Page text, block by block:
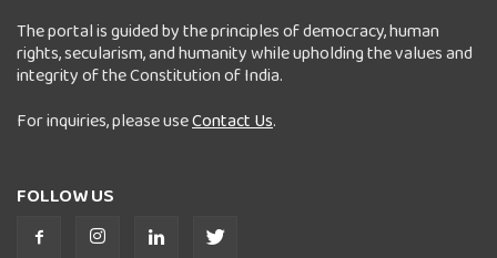
The portal is guided by the principles of democracy, human
rights, secularism, and humanity while upholding the values and
integrity of the Constitution of India.
For inquiries, please useContact Us.
FOLLOW US